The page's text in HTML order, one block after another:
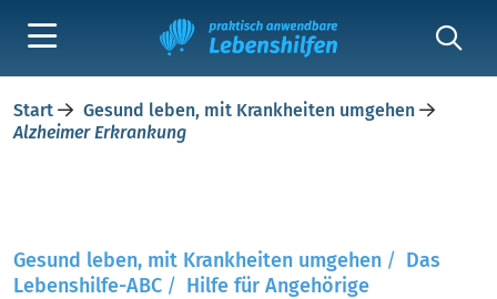
Start
Gesund leben, mit Krankheiten umgehen
Alzheimer Erkrankung
Gesund leben, mit Krankheiten umgehen / Das
Lebenshilfe-ABC / Hilfe für Angehörige